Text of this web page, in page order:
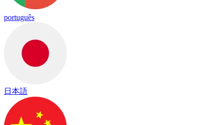
português
日本語